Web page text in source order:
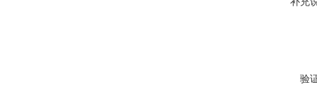
验